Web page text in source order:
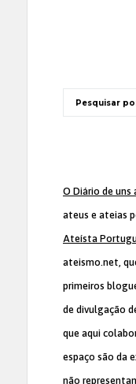
O Diário de uns
ateus e ateias
Ateísta
ateismo.net,
primeiros
de divulgação
que aqui
espaço são da
não